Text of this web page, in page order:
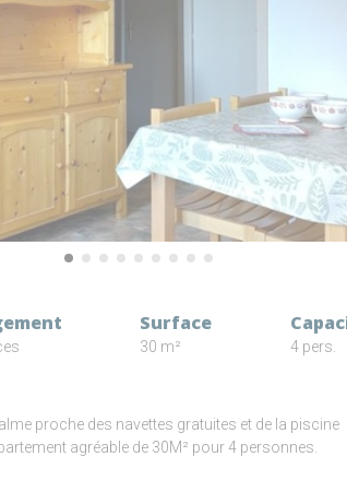
Surface
30 m² 4 pers.
proche des navettes gratuites et de la piscine
agréable de 30M² pour 4 personnes.